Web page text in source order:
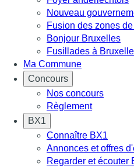
Nouveau
Fusion des zones
Bonjour Bruxelles
Fusillades à
Ma Commune
Concours
Nos concours
Règlement
BX1
Connaître BX1
Annonces et offres
Regarder et écouter